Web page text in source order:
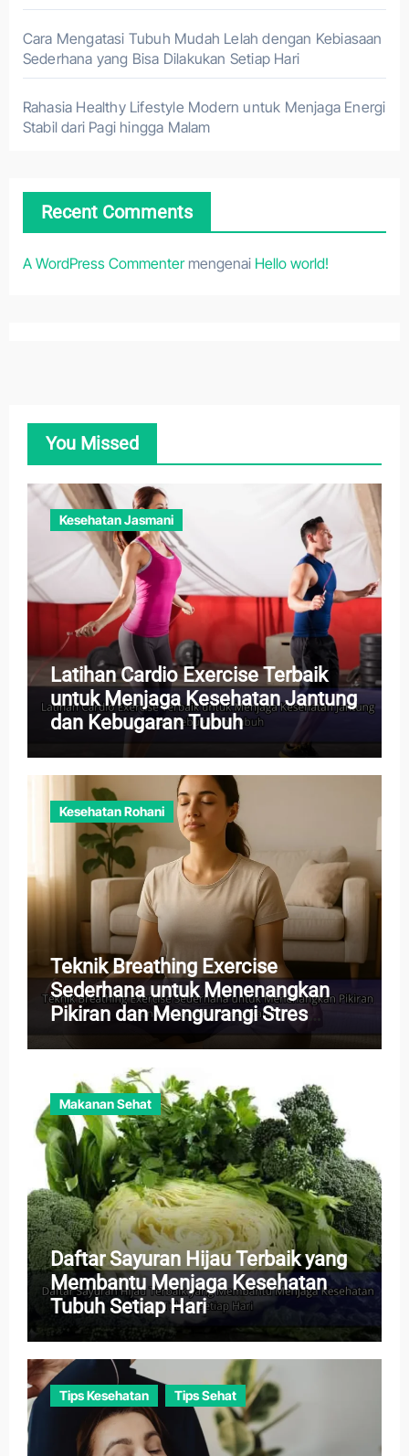
Cara Mengatasi Tubuh Mudah Lelah dengan Kebiasaan
Sederhana yang Bisa Dilakukan Setiap Hari
Rahasia Healthy Lifestyle Modern untuk Menjaga Energi
Stabil dari Pagi hingga Malam
Recent Comments
A WordPress Commentermengenai Hello world!
You Missed
Kesehatan Jasmani
Latihan Cardio Exercise Terbaik
untuk Menjaga Kesehatan Jantung
dan Kebugaran Tubuh
Kesehatan Rohani
Teknik Breathing Exercise
Sederhana untuk Menenangkan
Pikiran dan Mengurangi Stres
Harian
Makanan Sehat
Daftar Sayuran Hijau Terbaik yang
Membantu Menjaga Kesehatan
Tubuh Setiap Hari
Tips Kesehatan Tips Sehat